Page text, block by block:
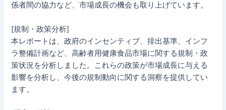
係者間の協力など、市場成長の機会も取り上げています。
[規制・政策分析]
本レポートは、政府のインセンティブ、排出基準、インフ
ラ整備計画など、高齢者用健康食品市場に関する規制・政
策状況を分析しました。これらの政策が市場成長に与える
影響を分析し、今後の規制動向に関する洞察を提供してい
ます。